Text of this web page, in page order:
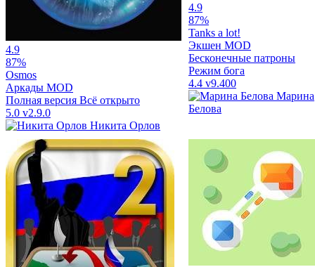
4.9
87%
Osmos
Аркады MOD
Полная версия Всё открыто
5.0 v2.9.0
Никита Орлов
4.9
87%
Tanks a lot!
Экшен MOD
Бесконечные патроны
Режим бога
4.4 v9.400
Марина
Белова